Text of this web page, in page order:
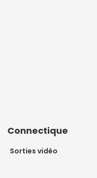
Connectique
Sorties vidéo